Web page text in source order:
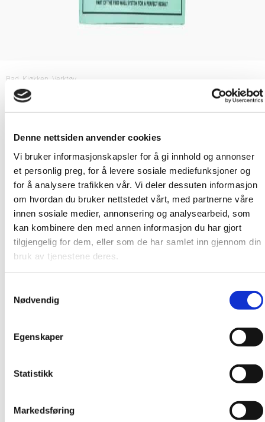
Denne nettsiden anvender cookies
Vi bruker informasjonskapsler for å gi innhold og annonser
et personlig preg, for å levere sosiale mediefunksjoner og
for å analysere trafikken vår. Vi deler dessuten informasjon
om hvordan du bruker nettstedet vårt, med partnerne våre
innen sosiale medier, annonsering og analysearbeid, som
kan kombinere den med annen informasjon du har gjort
tilgjengelig for dem, eller som de har samlet inn gjennom din
bruk av tjenestene deres.
Nødvendig
Egenskaper
Statistikk
Markedsføring
Bad , Kjøkken , Verktøy
Fugekloss – Fibo Sealing Tools
Nobbnummer: 44950201
Antall fugeklosser per pakke: 2 stk